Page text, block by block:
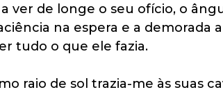
ver de longe o seu ofício, o
na espera e a demorada
tudo o que ele fazia.
raio de sol trazia-me às suas